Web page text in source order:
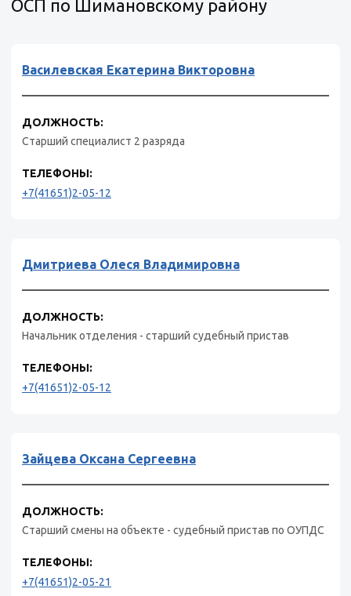
ОСП по Шимановскому району
Василевская Екатерина Викторовна
ДОЛЖНОСТЬ:
Старший специалист 2 разряда
ТЕЛЕФОНЫ:
+7(41651)2-05-12
Дмитриева Олеся Владимировна
ДОЛЖНОСТЬ:
Начальник отделения - старший судебный пристав
ТЕЛЕФОНЫ:
+7(41651)2-05-12
Зайцева Оксана Сергеевна
ДОЛЖНОСТЬ:
Старший смены на объекте - судебный пристав по ОУПДС
ТЕЛЕФОНЫ:
+7(41651)2-05-21